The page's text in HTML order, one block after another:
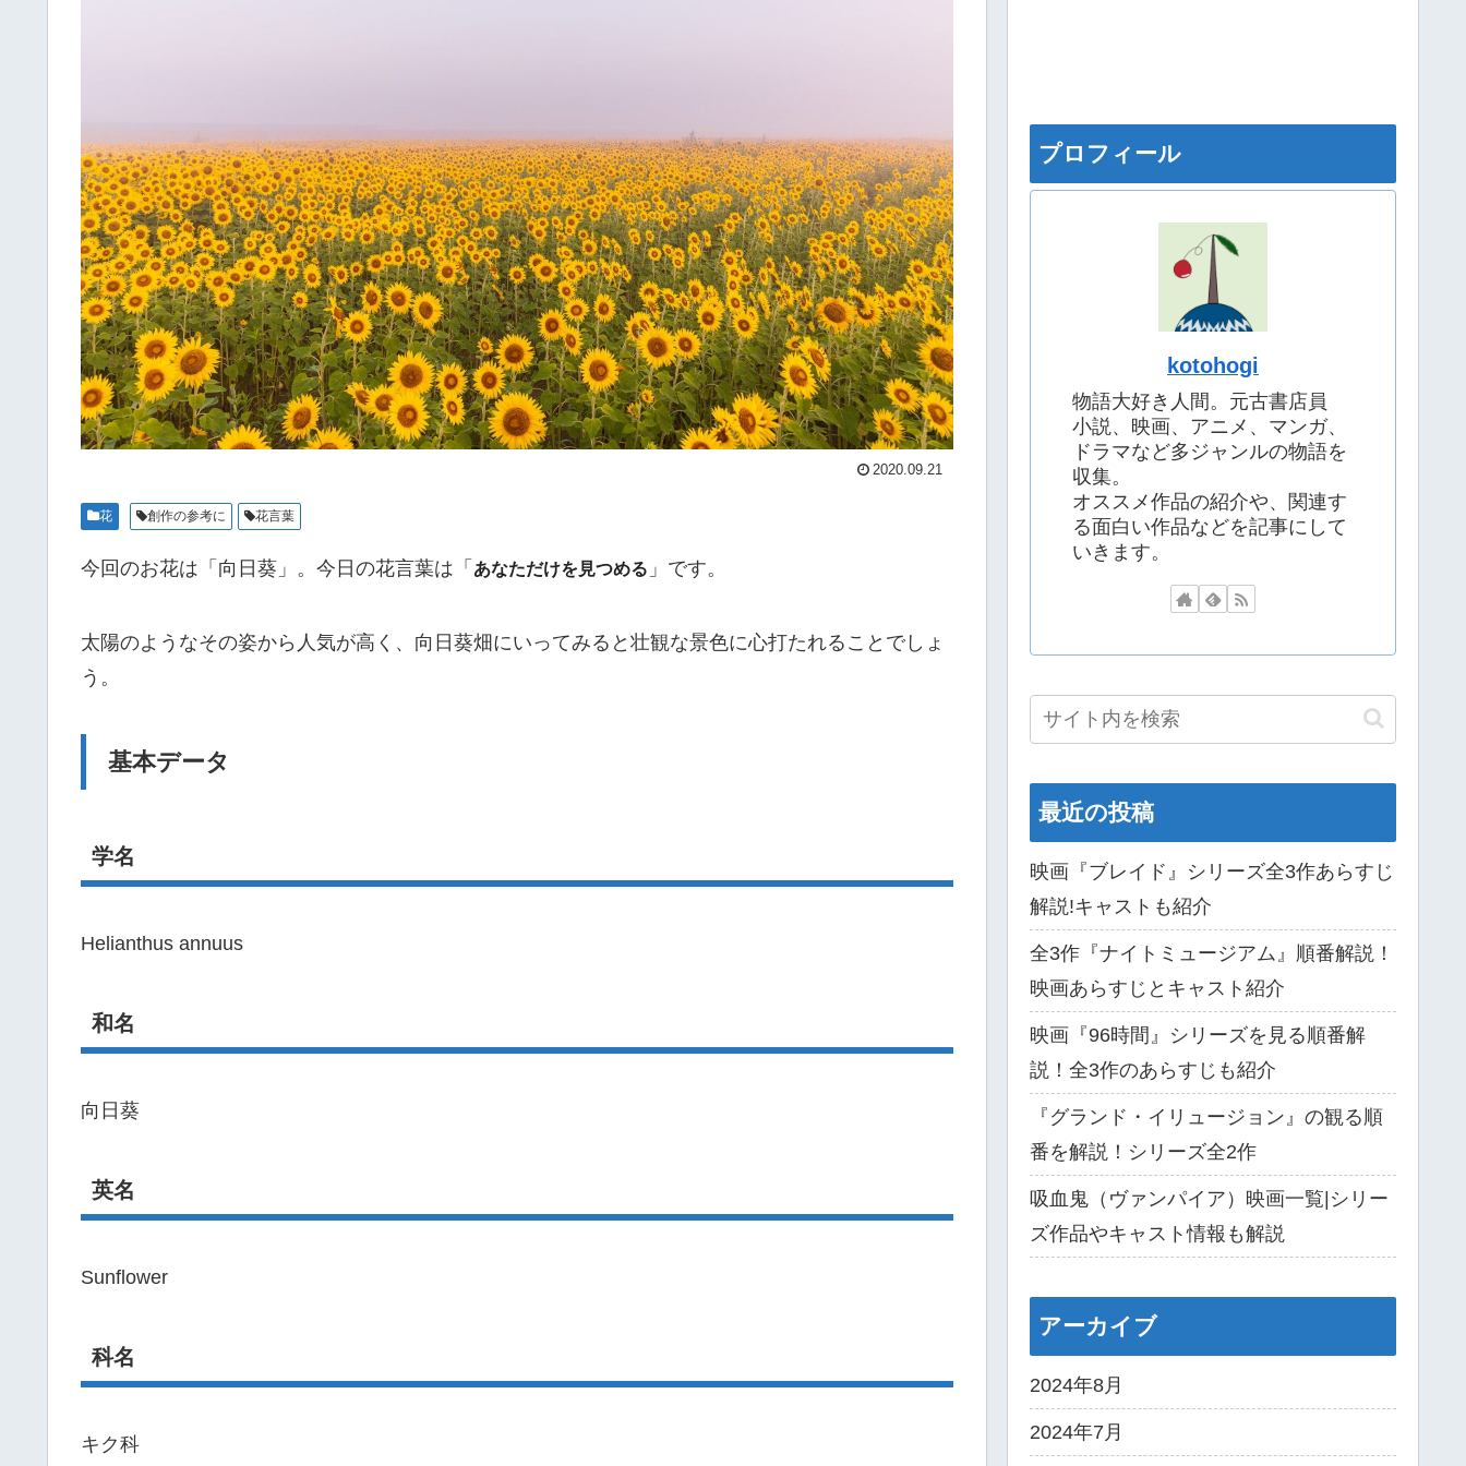
2020.09.21
花 創作の参考に 花言葉
今回のお花は「向日葵」。今日の花言葉は「 あなただけを見つめる 」です。
太陽のようなその姿から人気が高く、向日葵畑にいってみると壮観な景色に心打たれることでしょ
う。
基本データ
学名
Helianthus annuus
和名
向日葵
英名
Sunflower
科名
キク科
プロフィール
kotohogi
物語大好き人間。元古書店員
小説、映画、アニメ、マンガ、
ドラマなど多ジャンルの物語を
収集。
オススメ作品の紹介や、関連す
る面白い作品などを記事にして
いきます。
最近の投稿
映画『ブレイド』シリーズ全3作あらすじ
解説!キャストも紹介
全3作『ナイトミュージアム』順番解説！
映画あらすじとキャスト紹介
映画『96時間』シリーズを見る順番解
説！全3作のあらすじも紹介
『グランド・イリュージョン』の観る順
番を解説！シリーズ全2作
吸血鬼（ヴァンパイア）映画一覧|シリー
ズ作品やキャスト情報も解説
アーカイブ
2024年8月
2024年7月